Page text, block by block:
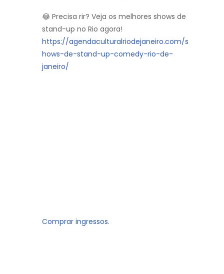
😂 Precisa rir? Veja os melhores shows de
stand-up no Rio agora!
https://agendaculturalriodejaneiro.com/s
hows-de-stand-up-comedy-rio-de-
janeiro/
Comprar ingressos.